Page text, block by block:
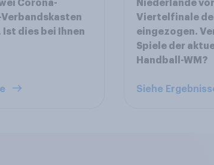
Corona-
Verbandskasten
dies bei Ihnen
Niederlande
Viertelfinale
eingezogen.
Spiele der
Handball-WM?
Siehe